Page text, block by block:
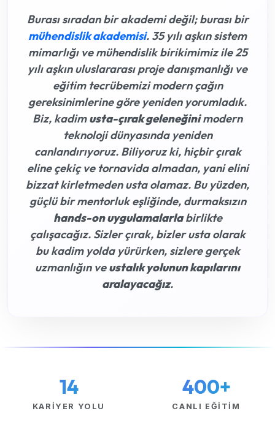
Burası sıradan bir akademi değil; burası bir
mühendislik akademisi. 35 yılı aşkın sistem
mimarlığı ve mühendislik birikimimiz ile 25
yılı aşkın uluslararası proje danışmanlığı ve
eğitim tecrübemizi modern çağın
gereksinimlerine göre yeniden yorumladık.
Biz, kadimusta-çırak geleneğinimodern
teknoloji dünyasında yeniden
canlandırıyoruz. Biliyoruz ki, hiçbir çırak
eline çekiç ve tornavida almadan, yani elini
bizzat kirletmeden usta olamaz. Bu yüzden,
güçlü bir mentorluk eşliğinde, durmaksızın
hands-on uygulamalarlabirlikte
çalışacağız. Sizler çırak, bizler usta olarak
bu kadim yolda yürürken, sizlere gerçek
uzmanlığın veustalık yolunun kapılarını
aralayacağız.
14
KARIYER YOLU
400+
CANLI EĞITIM